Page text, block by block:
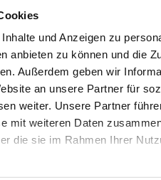
und Anzeigen zu
anbieten zu können und die
Außerdem geben wir
an unsere Partner für
weiter. Unsere Partner
mit weiteren Daten
die sie im Rahmen Ihrer
kann dann ein
daher dessen
z.B. an einen Arzt
auf Art. 6 I lit. f
zur Wahrung